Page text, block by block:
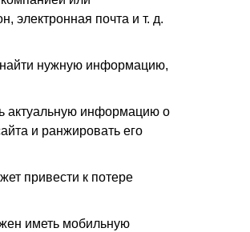
электронная почта и т. д.
найти нужную информацию,
актуальную информацию о
и ранжировать его
привести к потере
иметь мобильную